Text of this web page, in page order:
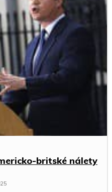
britské nálety